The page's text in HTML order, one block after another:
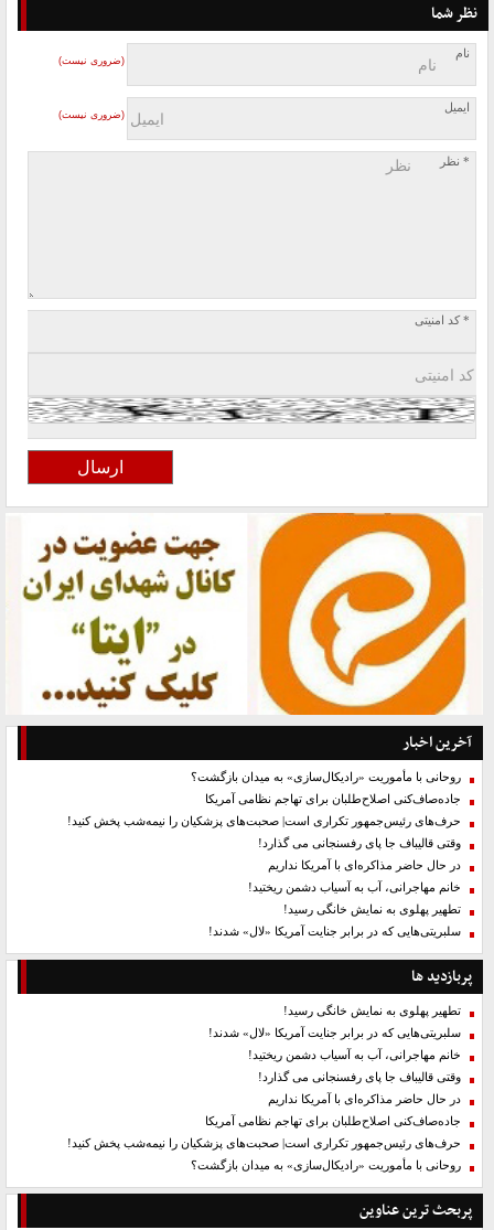
نظر شما
نام
(ضروری نیست)
ایمیل
(ضروری نیست)
* نظر
* کد امنیتی
آخرین اخبار
روحانی با مأموریت «رادیکال‌سازی» به میدان بازگشت؟
جاده‌صاف‌کنی اصلاح‌طلبان برای تهاجم نظامی آمریکا
حرف‌های رئیس‌جمهور تکراری است| صحبت‌های پزشکیان را نیمه‌شب پخش کنید!
وقتی قالیباف جا پای رفسنجانی می گذارد!
در حال حاضر مذاکره‌ای با آمریکا نداریم
خانم مهاجرانی، آب به آسیاب دشمن ریختید!
تطهیر پهلوی به نمایش خانگی رسید!
سلبریتی‌هایی که در برابر جنایت آمریکا «لال» شدند!
پربازدید ها
تطهیر پهلوی به نمایش خانگی رسید!
سلبریتی‌هایی که در برابر جنایت آمریکا «لال» شدند!
خانم مهاجرانی، آب به آسیاب دشمن ریختید!
وقتی قالیباف جا پای رفسنجانی می گذارد!
در حال حاضر مذاکره‌ای با آمریکا نداریم
جاده‌صاف‌کنی اصلاح‌طلبان برای تهاجم نظامی آمریکا
حرف‌های رئیس‌جمهور تکراری است| صحبت‌های پزشکیان را نیمه‌شب پخش کنید!
روحانی با مأموریت «رادیکال‌سازی» به میدان بازگشت؟
پربحث ترین عناوین